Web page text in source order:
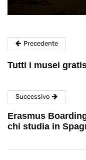
Precedente
Tutti i musei
Successivo
Erasmus
chi studia in